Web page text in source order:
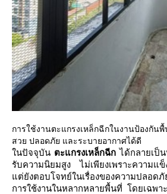
การใช้งานตะแกรงเหล็กฉีกในงานป้องกันพื้
สวย ปลอดภัย และระบายอากาศได้ดี
นปัจจุบัน ตะแกรงเหล็กฉีก ได้กลายเป็
รับความนิยมสูง ไม่เพียงเพราะความแ
ต่ยังตอบโจทย์ในเรื่องของความปลอ
การใช้งานในหลากหลายพื้นที่ โดยเฉพา